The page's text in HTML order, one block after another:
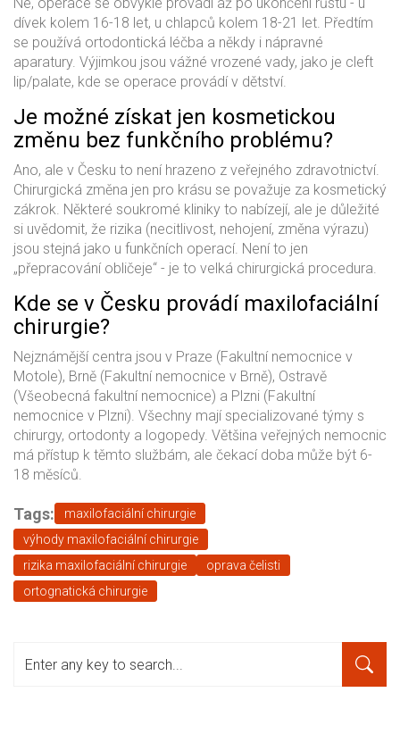
Ne, operace se obvykle provádí až po ukončení růstu - u
dívek kolem 16-18 let, u chlapců kolem 18-21 let. Předtím
se používá ortodontická léčba a někdy i nápravné
aparatury. Výjimkou jsou vážné vrozené vady, jako je cleft
lip/palate, kde se operace provádí v dětství.
Je možné získat jen kosmetickou
změnu bez funkčního problému?
Ano, ale v Česku to není hrazeno z veřejného zdravotnictví.
Chirurgická změna jen pro krásu se považuje za kosmetický
zákrok. Některé soukromé kliniky to nabízejí, ale je důležité
si uvědomit, že rizika (necitlivost, nehojení, změna výrazu)
jsou stejná jako u funkčních operací. Není to jen
„přepracování obličeje“ - je to velká chirurgická procedura.
Kde se v Česku provádí maxilofaciální
chirurgie?
Nejznámější centra jsou v Praze (Fakultní nemocnice v
Motole), Brně (Fakultní nemocnice v Brně), Ostravě
(Všeobecná fakultní nemocnice) a Plzni (Fakultní
nemocnice v Plzni). Všechny mají specializované týmy s
chirurgy, ortodonty a logopedy. Většina veřejných nemocnic
má přístup k těmto službám, ale čekací doba může být 6-
18 měsíců.
Tags:
maxilofaciální chirurgie
výhody maxilofaciální chirurgie
rizika maxilofaciální chirurgie
oprava čelisti
ortognatická chirurgie